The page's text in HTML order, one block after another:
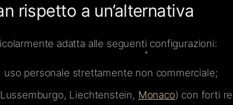
rispetto a un’alternativa
adatta alle seguenti configurazioni:
, uso personale strettamente non commerciale;
Liechtenstein, Monaco) con forti